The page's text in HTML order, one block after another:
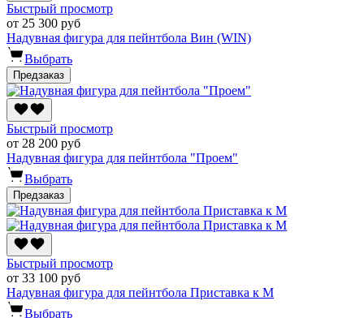
Быстрый просмотр
от 25 300 руб
Надувная фигура для пейнтбола Вин (WIN)
Выбрать
Предзаказ
Быстрый просмотр
от 28 200 руб
Надувная фигура для пейнтбола "Проем"
Выбрать
Предзаказ
Быстрый просмотр
от 33 100 руб
Надувная фигура для пейнтбола Приставка к М
Выбрать